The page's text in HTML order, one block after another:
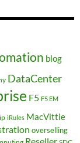
blog
DataCenter
F5 F5 EM
ip iRules MacVittie
overselling